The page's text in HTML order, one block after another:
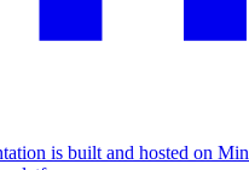
is built and hosted on